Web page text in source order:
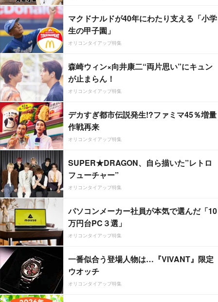
マクドナルドが40年にわたり支える「小学
生の甲子園」
オリコンタイアップ特集
森崎ウィン×向井康二“両片思い”にキュン
が止まらん！
オリコンタイアップ特集
デカすぎ都市伝説発生!?ファミマ45％増量
作戦再来
オリコンタイアップ特集
SUPER★DRAGON、自ら描いた”レトロ
フューチャー”
オリコンタイアップ特集
パソコンメーカー社員が本気で選んだ「10
万円台PC３選」
オリコンタイアップ特集
一番似合う登場人物は…『VIVANT』限定
ウオッチ
オリコンタイアップ特集